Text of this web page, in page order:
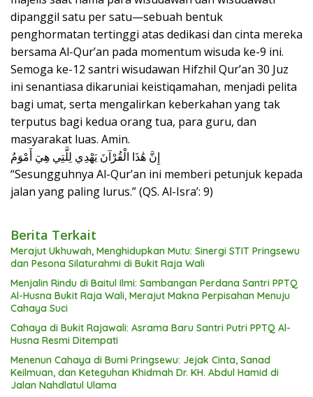
dipanggil satu per satu—sebuah bentuk
penghormatan tertinggi atas dedikasi dan cinta mereka
bersama Al-Qur’an pada momentum wisuda ke-9 ini.
Semoga ke-12 santri wisudawan Hifzhil Qur’an 30 Juz
ini senantiasa dikaruniai keistiqamahan, menjadi pelita
bagi umat, serta mengalirkan keberkahan yang tak
terputus bagi kedua orang tua, para guru, dan
masyarakat luas. Amin.
إِنَّ هَٰذَا الْقُرْآنَ يَهْدِي لِلَّتِي هِيَ أَمْوَمُ
“Sesungguhnya Al-Qur’an ini memberi petunjuk kepada
jalan yang paling lurus.” (QS. Al-Isra’: 9)
Berita Terkait
Merajut Ukhuwah, Menghidupkan Mutu: Sinergi STIT Pringsewu
dan Pesona Silaturahmi di Bukit Raja Wali
Menjalin Rindu di Baitul Ilmi: Sambangan Perdana Santri PPTQ
Al-Husna Bukit Raja Wali, Merajut Makna Perpisahan Menuju
Cahaya Suci
Cahaya di Bukit Rajawali: Asrama Baru Santri Putri PPTQ Al-
Husna Resmi Ditempati
Menenun Cahaya di Bumi Pringsewu: Jejak Cinta, Sanad
Keilmuan, dan Keteguhan Khidmah Dr. KH. Abdul Hamid di
Jalan Nahdlatul Ulama